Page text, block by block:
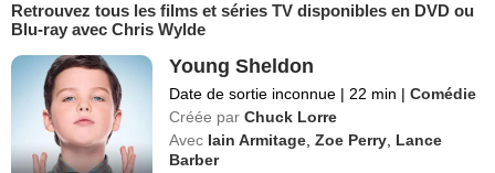
Retrouvez tous les films et séries TV disponibles en DVD ou
Blu-ray avec Chris Wylde
Young Sheldon
Date de sortie inconnue | 22 min | Comédie
Créée par Chuck Lorre
Avec Iain Armitage ,Zoe Perry Lance
Barber